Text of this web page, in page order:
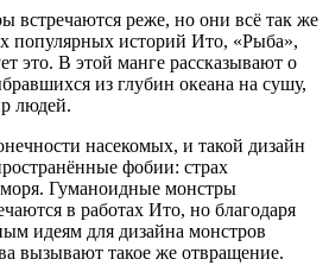
встречаются реже, но они всё так же
популярных историй Ито, «Рыба»,
это. В этой манге рассказывают о
из глубин океана на сушу,
людей.
насекомых, и такой дизайн
фобии: страх
Гуманоидные монстры
в работах Ито, но благодаря
идеям для дизайна монстров
вызывают такое же отвращение.